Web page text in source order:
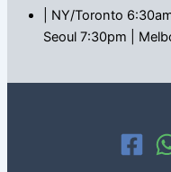
| NY/Toronto
Seoul 7:30pm |